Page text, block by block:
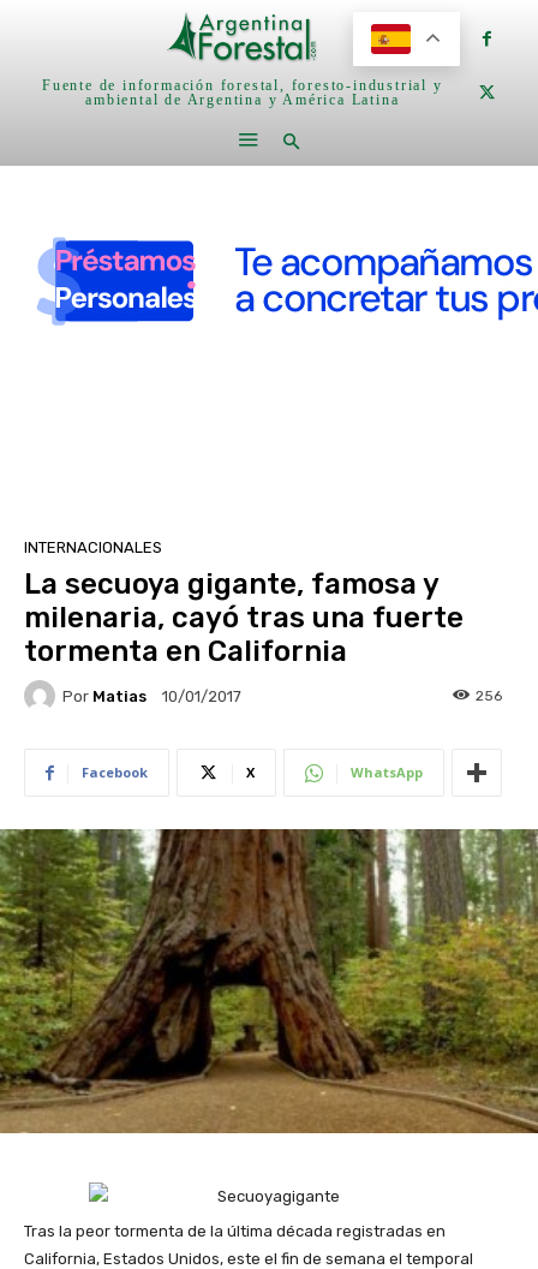
Fuente de información forestal, foresto-industrial y
ambiental de Argentina y América Latina
INTERNACIONALES
La secuoya gigante, famosa y
milenaria, cayó tras una fuerte
tormenta en California
Por Matias 10/01/2017 256
Facebook X WhatsApp
Tras la peor tormenta de la última década registradas en
California, Estados Unidos, este el fin de semana el temporal